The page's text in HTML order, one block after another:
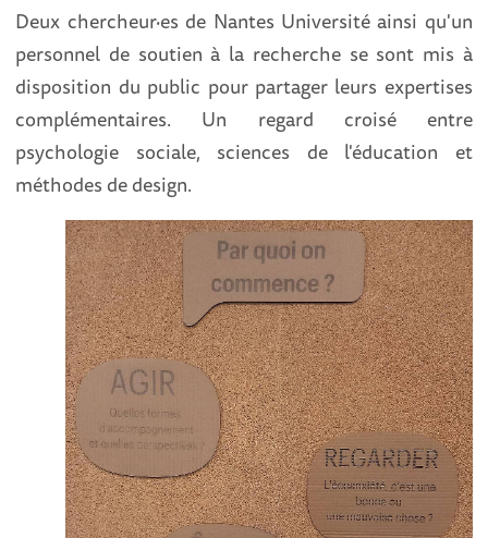
Deux chercheur·es de Nantes Université ainsi qu'un
personnel de soutien à la recherche se sont mis à
disposition du public pour partager leurs expertises
complémentaires. Un regard croisé entre
psychologie sociale, sciences de l'éducation et
méthodes de design.